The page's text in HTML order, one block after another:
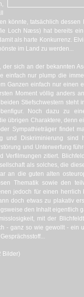
könnte, tatsächlich
Loch Næss) hat bereits
als harte Konkurrenz.
im Land zu werden...
sich an der bekannten
einfach nur plump die
Ganzen einfach nur einen
Moment völlig anders
Stiefschwestern steht
Noch dazu zu
übrigen Charaktere, denn
Sympathieträger findet
und Diskriminierung
und Unterwerfung
Verfilmungen zitiert.
als solches, die
an die guten alten
Thematik sowie den
jedoch für einen
doch etwas zu plakativ
den Inhalt eigentlich
mit der
- ganz so wie gewollt - ein
Bilder)